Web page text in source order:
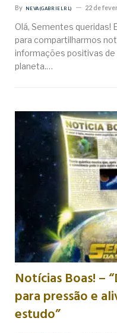
By NEVA (GABRIEL RL) 22 de
Olá, Sementes queridas!
para compartilharmos
informações positivas
planeta.…
Notícias Boas! –
para pressão e
estudo”